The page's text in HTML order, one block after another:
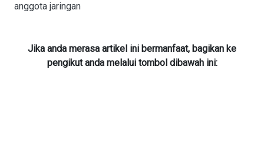
anggota jaringan
Jika anda merasa artikel ini bermanfaat, bagikan ke
pengikut anda melalui tombol dibawah ini: